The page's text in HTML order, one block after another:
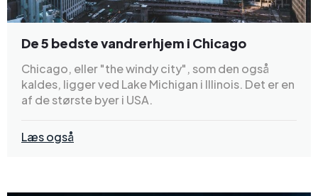
De 5 bedste vandrerhjem i Chicago
Chicago, eller "the windy city", som den også
kaldes, ligger ved Lake Michigan i Illinois. Det er en
af de største byer i USA.
Læs også